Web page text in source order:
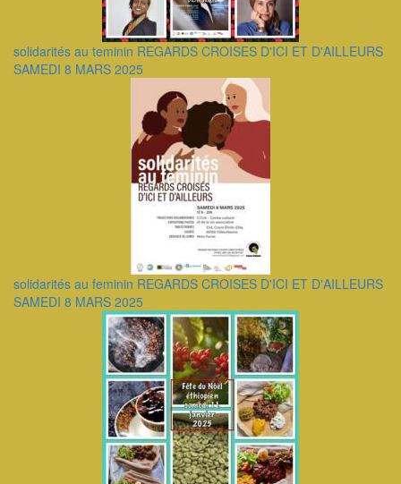
solidarités au teminin REGARDS CROISES D'ICI ET D'AILLEURS
SAMEDI 8 MARS 2025
solidarités au feminin REGARDS CROISES D'ICI ET D'AILLEURS
SAMEDI 8 MARS 2025